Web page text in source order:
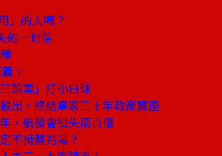
」的人嗎？
的一封信
﹖
輪車」打小白球
出，終結辜家三十年政商寶座
，航發會損失兩百億
不挺蔡兆陽？